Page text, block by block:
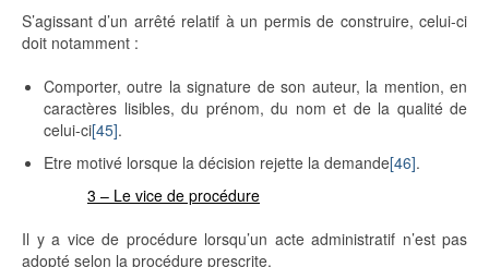
S’agissant d’un arrêté relatif à un permis de construire, celui-ci
doit notamment :
Comporter, outre la signature de son auteur, la mention, en
caractères lisibles, du prénom, du nom et de la qualité de
celui-ci[45].
Etre motivé lorsque la décision rejette la demande[46].
3 – Le vice de procédure
Il y a vice de procédure lorsqu’un acte administratif n’est pas
adopté selon la procédure prescrite.